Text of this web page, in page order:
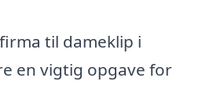
til dameklip i
en vigtig opgave for